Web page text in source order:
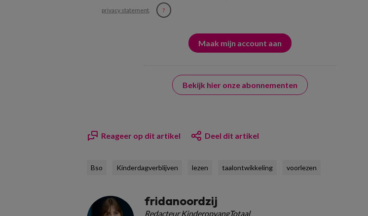
privacy statement. ?
Bekijk hier onze abonnementen
Reageer op dit artikel Deel dit artikel
Bso Kinderdagverblijven lezen taalontwikkeling voorlezen
fridanoordzij
Redacteur KinderopvangTotaal